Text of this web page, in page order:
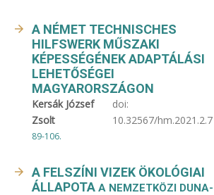
A NÉMET TECHNISCHES
HILFSWERK MŰSZAKI
KÉPESSÉGÉNEK ADAPTÁLÁSI
LEHETŐSÉGEI
MAGYARORSZÁGON
Kersák József
Zsolt
doi:
10.32567/hm.2021.2.7
89-106.
A FELSZÍNI VIZEK ÖKOLÓGIAI
ÁLLAPOTA A NEMZETKÖZI DUNA-